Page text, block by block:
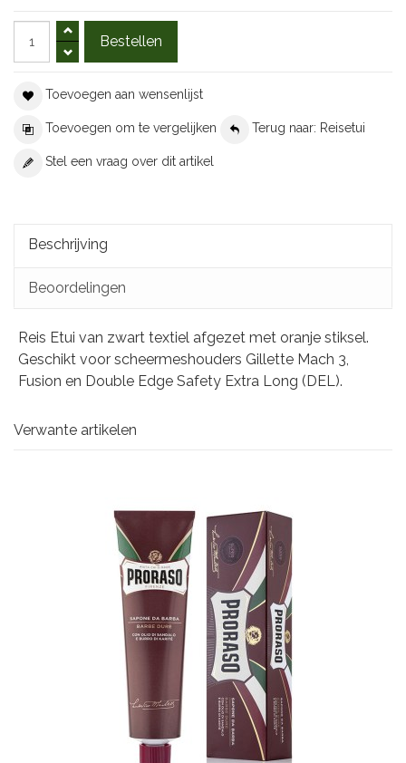
Toevoegen aan wensenlijst
Toevoegen om te vergelijken Terug naar: Reisetui
Stel een vraag over dit artikel
Beschrijving
Beoordelingen
Reis Etui van zwart textiel afgezet met oranje stiksel.
Geschikt voor scheermeshouders Gillette Mach 3,
Fusion en Double Edge Safety Extra Long (DEL).
Verwante artikelen